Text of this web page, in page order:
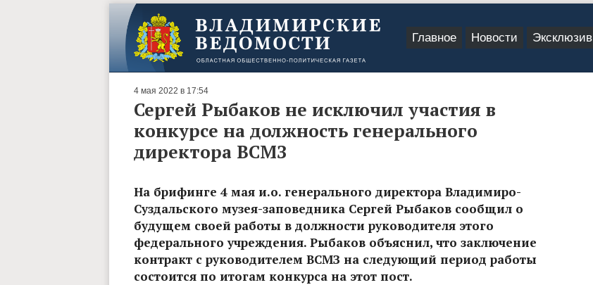
Главное Новости Эксклюзив
4 мая 2022 в 17:54
Сергей Рыбаков не исключил участия в
конкурсе на должность генерального
директора ВСМЗ
На брифинге 4 мая и.о. генерального директора Владимиро-
Суздальского музея-заповедника Сергей Рыбаков сообщил о
будущем своей работы в должности руководителя этого
федерального учреждения. Рыбаков объяснил, что заключение
контракт с руководителем ВСМЗ на следующий период работы
состоится по итогам конкурса на этот пост.